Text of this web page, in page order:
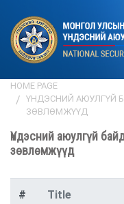
HOME PAGE
ҮНДЭСНИЙ АЮУЛГҮЙ
ЗӨВЛӨМЖҮҮД
Үндэсний аюулгүй
зөвлөмжүүд
# Title